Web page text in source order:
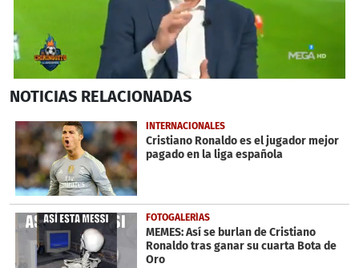
seconds
1
minute,
5
seconds
NOTICIAS RELACIONADAS
INTERNACIONALES
Cristiano Ronaldo es el jugador mejor
pagado en la liga española
FOTOGALERÍAS
MEMES: Así se burlan de Cristiano
Ronaldo tras ganar su cuarta Bota de
Oro